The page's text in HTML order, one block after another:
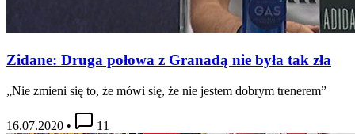
Zidane: Druga połowa z Granadą nie była tak zła
„Nie zmieni się to, że mówi się, że nie jestem dobrym trenerem”
16.07.2020 • 11